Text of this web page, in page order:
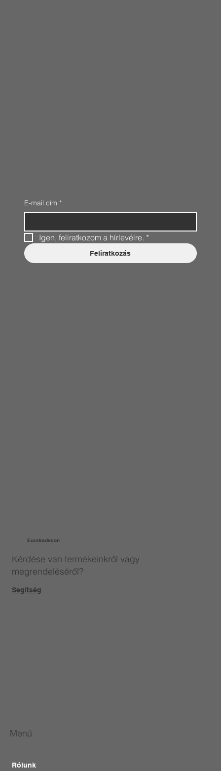
Eurotradecon
Kérdése van termékeinkről vagy
megrendeléséről?
Segítség
E-mail cím *
Igen, feliratkozom a hírlevélre. *
Feliratkozás
Menü
Rólunk